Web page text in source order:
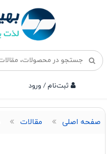
ثبت‌نام / ورود
صفحه اصلی مقالات